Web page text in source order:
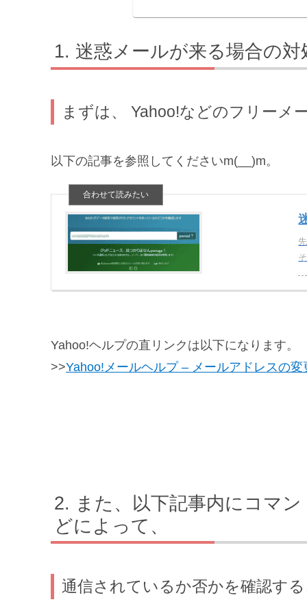
迷惑メールが来る場合の
まずは、 Yahoo!などのフリーメ
以下の記事を参照してくださいm(__)m。
Yahoo!ヘルプの直リンクは以下になります。
>>Yahoo!メールヘルプ – メールアドレスの変
また、以下記事内にコマ
どによって、
通信されているか否かを確認す